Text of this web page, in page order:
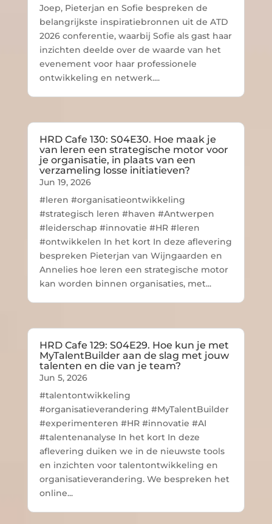
Joep, Pieterjan en Sofie bespreken de
belangrijkste inspiratiebronnen uit de ATD
2026 conferentie, waarbij Sofie als gast haar
inzichten deelde over de waarde van het
evenement voor haar professionele
ontwikkeling en netwerk....
HRD Cafe 130: S04E30. Hoe maak je
van leren een strategische motor voor
je organisatie, in plaats van een
verzameling losse initiatieven?
Jun 19, 2026
#leren #organisatieontwikkeling
#strategisch leren #haven #Antwerpen
#leiderschap #innovatie #HR #leren
#ontwikkelen In het kort In deze aflevering
bespreken Pieterjan van Wijngaarden en
Annelies hoe leren een strategische motor
kan worden binnen organisaties, met...
HRD Cafe 129: S04E29. Hoe kun je met
MyTalentBuilder aan de slag met jouw
talenten en die van je team?
Jun 5, 2026
#talentontwikkeling
#organisatieverandering #MyTalentBuilder
#experimenteren #HR #innovatie #AI
#talentenanalyse In het kort In deze
aflevering duiken we in de nieuwste tools
en inzichten voor talentontwikkeling en
organisatieverandering. We bespreken het
online...